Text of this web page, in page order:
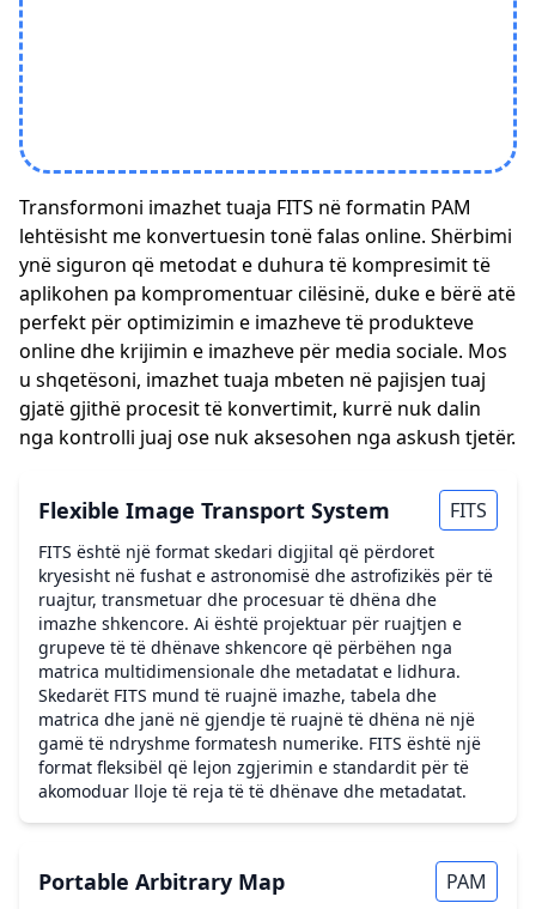
Transformoni imazhet tuaja FITS në formatin PAM
lehtësisht me konvertuesin tonë falas online. Shërbimi
ynë siguron që metodat e duhura të kompresimit të
aplikohen pa kompromentuar cilësinë, duke e bërë atë
perfekt për optimizimin e imazheve të produkteve
online dhe krijimin e imazheve për media sociale. Mos
u shqetësoni, imazhet tuaja mbeten në pajisjen tuaj
gjatë gjithë procesit të konvertimit, kurrë nuk dalin
nga kontrolli juaj ose nuk aksesohen nga askush tjetër.
Flexible Image Transport System FITS
FITS është një format skedari digjital që përdoret
kryesisht në fushat e astronomisë dhe astrofizikës për të
ruajtur, transmetuar dhe procesuar të dhëna dhe
imazhe shkencore. Ai është projektuar për ruajtjen e
grupeve të të dhënave shkencore që përbëhen nga
matrica multidimensionale dhe metadatat e lidhura.
Skedarët FITS mund të ruajnë imazhe, tabela dhe
matrica dhe janë në gjendje të ruajnë të dhëna në një
gamë të ndryshme formatesh numerike. FITS është një
format fleksibël që lejon zgjerimin e standardit për të
akomoduar lloje të reja të të dhënave dhe metadatat.
Portable Arbitrary Map PAM